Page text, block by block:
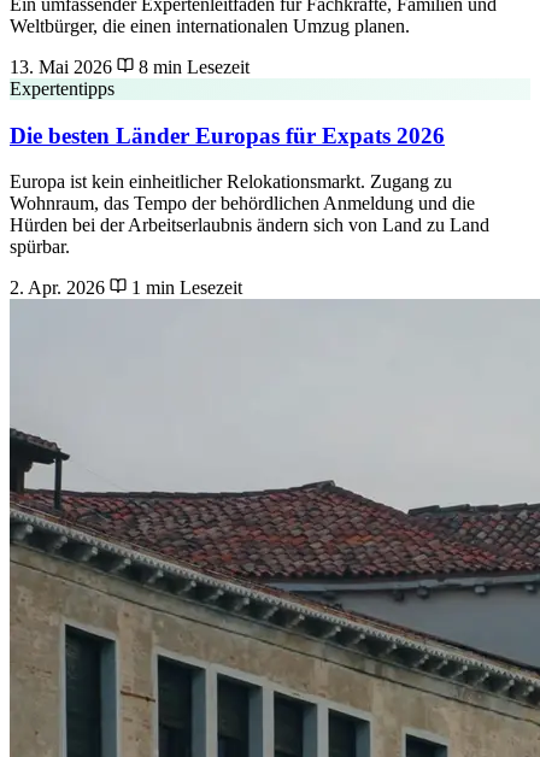
Ein umfassender Expertenleitfaden für Fachkräfte, Familien und
Weltbürger, die einen internationalen Umzug planen.
13. Mai 2026
8 min Lesezeit
Expertentipps
Die besten Länder Europas für Expats 2026
Europa ist kein einheitlicher Relokationsmarkt. Zugang zu
Wohnraum, das Tempo der behördlichen Anmeldung und die
Hürden bei der Arbeitserlaubnis ändern sich von Land zu Land
spürbar.
2. Apr. 2026
1 min Lesezeit